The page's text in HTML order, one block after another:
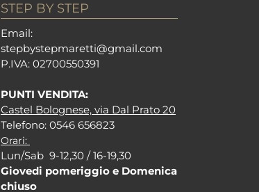
STEP BY STEP
Email:
stepbystepmaretti@gmail.com
P.IVA: 02700550391
PUNTI VENDITA:
Castel Bolognese, via Dal Prato 20
Telefono: 0546 656823
Orari:
Lun/Sab 9-12,30 / 16-19,30
Giovedi pomeriggio e Domenica
chiuso